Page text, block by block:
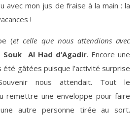
avec mon jus de fraise à la main : la
!
(et celle que nous attendions avec
Souk Al Had d’Agadir. Encore une
été gâtées puisque l’activité surprise
nous attendait. Tout le
remettre une enveloppe pour faire
autre personne tirée au sort.